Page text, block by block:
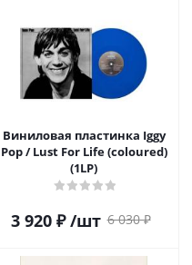
Виниловая пластинка Iggy
Pop / Lust For Life (coloured)
(1LP)
3 920₽ /шт 6 030₽